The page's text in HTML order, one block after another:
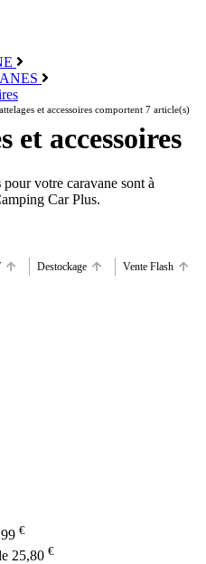
et accessoires
et accessoires comportent 7 article(s)
pour votre caravane sont à
Car Plus.
Destockage Vente Flash
€
25,80 €